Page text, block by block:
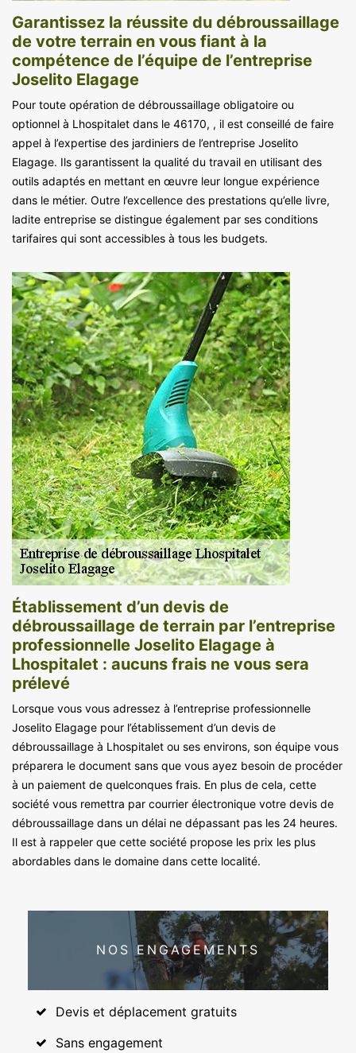
Garantissez la réussite du débroussaillage
de votre terrain en vous fiant à la
compétence de l’équipe de l’entreprise
Joselito Elagage
Pour toute opération de débroussaillage obligatoire ou
optionnel à Lhospitalet dans le 46170, , il est conseillé de faire
appel à l’expertise des jardiniers de l’entreprise Joselito
Elagage. Ils garantissent la qualité du travail en utilisant des
outils adaptés en mettant en œuvre leur longue expérience
dans le métier. Outre l’excellence des prestations qu’elle livre,
ladite entreprise se distingue également par ses conditions
tarifaires qui sont accessibles à tous les budgets.
Établissement d’un devis de
débroussaillage de terrain par l’entreprise
professionnelle Joselito Elagage à
Lhospitalet : aucuns frais ne vous sera
prélevé
Lorsque vous vous adressez à l’entreprise professionnelle
Joselito Elagage pour l’établissement d’un devis de
débroussaillage à Lhospitalet ou ses environs, son équipe vous
préparera le document sans que vous ayez besoin de procéder
à un paiement de quelconques frais. En plus de cela, cette
société vous remettra par courrier électronique votre devis de
débroussaillage dans un délai ne dépassant pas les 24 heures.
Il est à rappeler que cette société propose les prix les plus
abordables dans le domaine dans cette localité.
NOS ENGAGEMENTS
Devis et déplacement gratuits
Sans engagement